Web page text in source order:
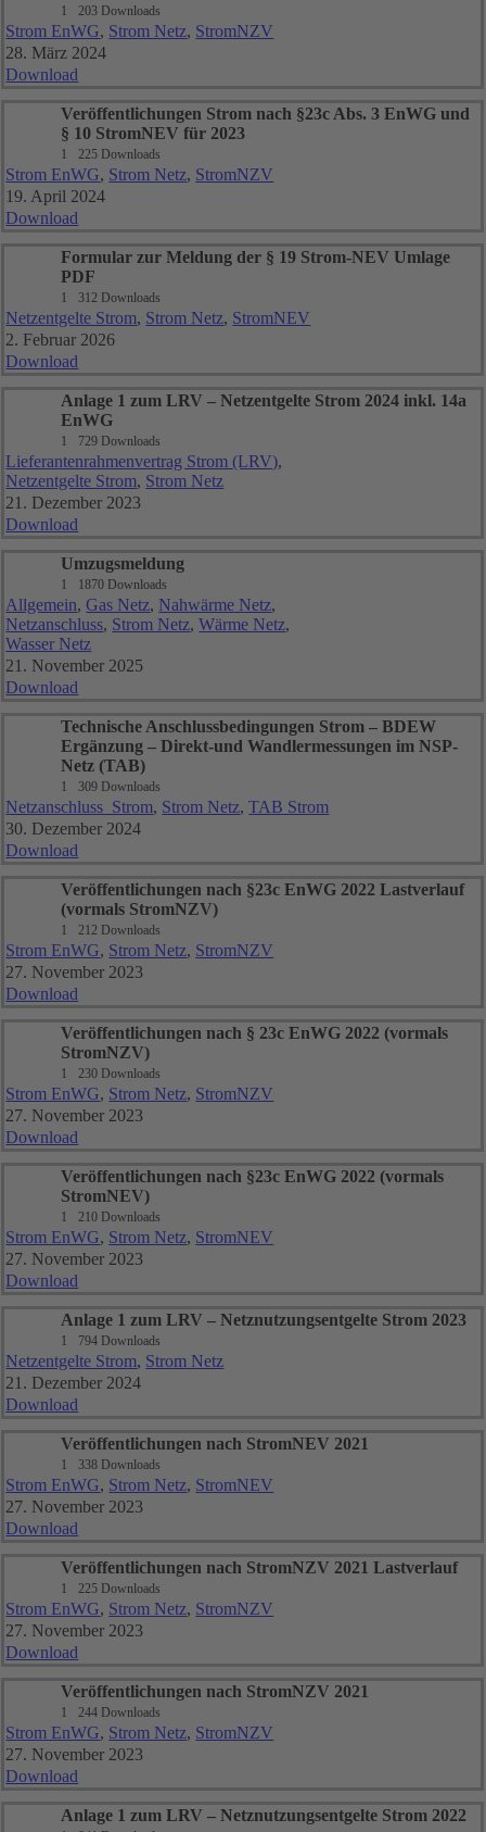
1 203 Downloads
Strom EnWG, Strom Netz, StromNZV
28. März 2024
Download
Veröffentlichungen Strom nach §23c Abs. 3 EnWG und
§ 10 StromNEV für 2023
1 225 Downloads
Strom EnWG, Strom Netz, StromNZV
19. April 2024
Download
Formular zur Meldung der § 19 Strom-NEV Umlage
PDF
1 312 Downloads
Netzentgelte Strom, Strom Netz, StromNEV
2. Februar 2026
Download
Anlage 1 zum LRV – Netzentgelte Strom 2024 inkl. 14a
EnWG
1 729 Downloads
Lieferantenrahmenvertrag Strom (LRV),
Netzentgelte Strom, Strom Netz
21. Dezember 2023
Download
Umzugsmeldung
1 1870 Downloads
Allgemein,Gas Netz, Nahwärme Netz,
Netzanschluss, Strom Netz,Wärme Netz,
Wasser Netz
21. November 2025
Download
Technische Anschlussbedingungen Strom – BDEW
Ergänzung – Direkt-und Wandlermessungen im NSP-
Netz (TAB)
1 309 Downloads
Netzanschluss_Strom, Strom Netz,TAB Strom
30. Dezember 2024
Download
Veröffentlichungen nach §23c EnWG 2022 Lastverlauf
(vormals StromNZV)
1 212 Downloads
Strom EnWG, Strom Netz, StromNZV
27. November 2023
Download
Veröffentlichungen nach § 23c EnWG 2022 (vormals
StromNZV)
1 230 Downloads
Strom EnWG, Strom Netz, StromNZV
27. November 2023
Download
Veröffentlichungen nach §23c EnWG 2022 (vormals
StromNEV)
1 210 Downloads
Strom EnWG, Strom Netz, StromNEV
27. November 2023
Download
Anlage 1 zum LRV – Netznutzungsentgelte Strom 2023
1 794 Downloads
Netzentgelte Strom, Strom Netz
21. Dezember 2024
Download
Veröffentlichungen nach StromNEV 2021
1 338 Downloads
Strom EnWG, Strom Netz, StromNEV
27. November 2023
Download
Veröffentlichungen nach StromNZV 2021 Lastverlauf
1 225 Downloads
Strom EnWG, Strom Netz, StromNZV
27. November 2023
Download
Veröffentlichungen nach StromNZV 2021
1 244 Downloads
Strom EnWG, Strom Netz, StromNZV
27. November 2023
Download
Anlage 1 zum LRV – Netznutzungsentgelte Strom 2022